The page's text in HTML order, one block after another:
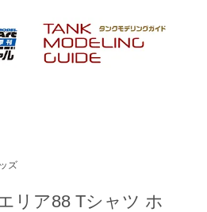
ズ
リア88 Tシャツ ホ